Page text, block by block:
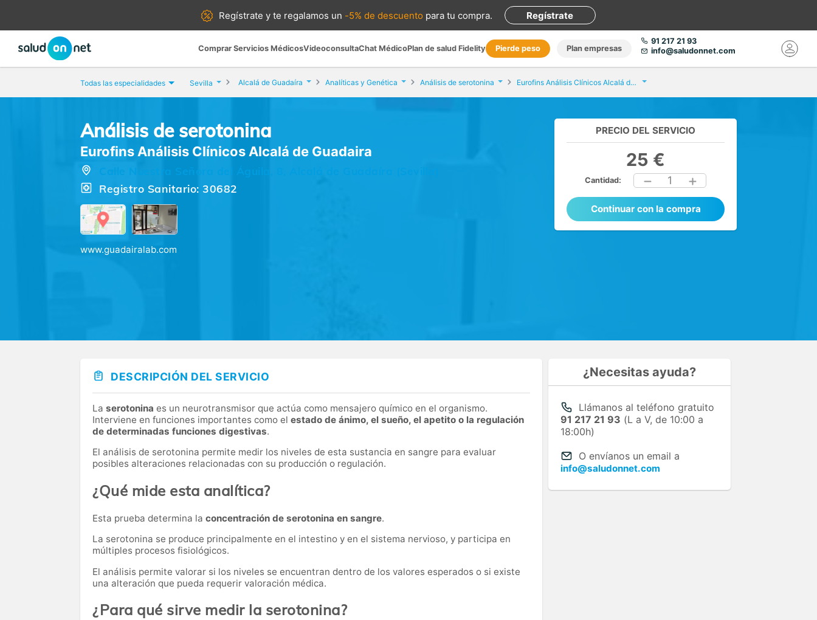
Regístrate yte regalamos un -5% de descuento para tu compra. Regístrate
Comprar Servicios MédicosVideoconsultaChat MédicoPlan de salud Fidelity Pierde peso Plan empresas
91 217 21 93
info@saludonnet.com
Todas las especialidades Sevilla Alcalá de Guadaíra Analíticas y Genética Análisis de serotonina Eurofins Análisis Clínicos Alcalá de Guadaira
Análisis de serotonina
Eurofins Análisis Clínicos Alcalá de Guadaira
Registro Sanitario: 30682
www.guadairalab.com
PRECIO DEL SERVICIO
25 €
Cantidad: 1
Continuar con la compra
DESCRIPCIÓN DEL SERVICIO
La serotonina es un neurotransmisor que actúa como mensajero químico en el organismo.
Interviene en funciones importantes como el estado de ánimo, el sueño, el apetito o la regulación
de determinadas funciones digestivas.
El análisis de serotonina permite medir los niveles de esta sustancia en sangre para evaluar
posibles alteraciones relacionadas con su producción o regulación.
¿Qué mide esta analítica?
Esta prueba determina la concentración de serotonina en sangre.
La serotonina se produce principalmente en el intestino y en el sistema nervioso, y participa en
múltiples procesos fisiológicos.
El análisis permite valorar si los niveles se encuentran dentro de los valores esperados o si existe
una alteración que pueda requerir valoración médica.
¿Para qué sirve medir la serotonina?
¿Necesitas ayuda?
Llámanos al teléfono gratuito
91 217 21 93 (L a V, de 10:00 a
18:00h)
O envíanos un email a
info@saludonnet.com